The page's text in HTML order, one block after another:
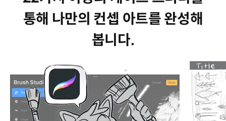
통해 나만의 컨셉 아트를 완성해
봅니다.